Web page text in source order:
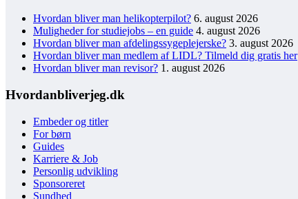
Hvordan bliver man helikopterpilot? 6. august 2026
Muligheder for studiejobs – en guide 4. august 2026
Hvordan bliver man afdelingssygeplejerske? 3. august 2026
Hvordan bliver man medlem af LIDL? Tilmeld dig gratis her
Hvordan bliver man revisor? 1. august 2026
Hvordanbliverjeg.dk
Embeder og titler
For børn
Guides
Karriere & Job
Personlig udvikling
Sponsoreret
Sundhed